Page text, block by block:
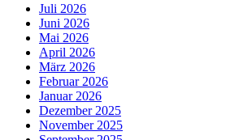
Juli 2026
Juni 2026
Mai 2026
April 2026
März 2026
Februar 2026
Januar 2026
Dezember 2025
November 2025